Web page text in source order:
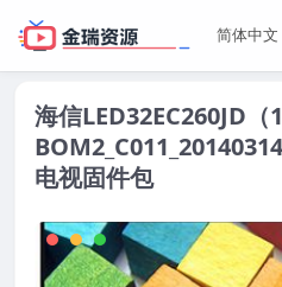
海信LED32EC260JD（
电视固件包